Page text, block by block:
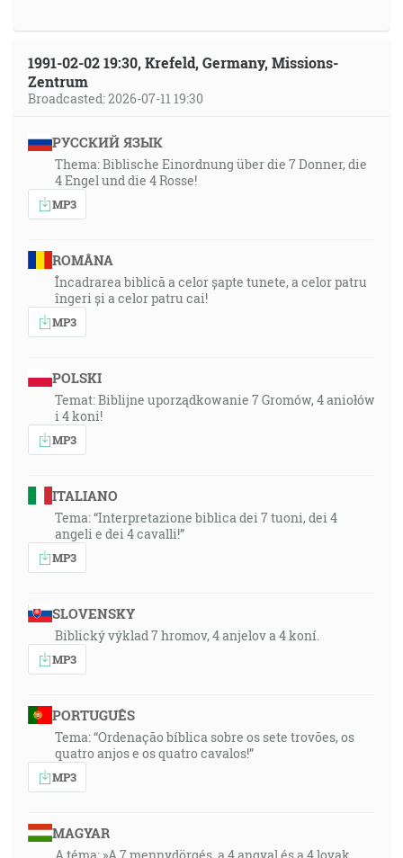
1991-02-02 19:30, Krefeld, Germany, Missions-
Zentrum
Broadcasted: 2026-07-11 19:30
РУССКИЙ ЯЗЫК
Thema: Biblische Einordnung über die 7 Donner, die
4 Engel und die 4 Rosse!
MP3
ROMÂNA
Încadrarea biblică a celor șapte tunete, a celor patru
îngeri și a celor patru cai!
MP3
POLSKI
Temat: Biblijne uporządkowanie 7 Gromów, 4 aniołów
i 4 koni!
MP3
ITALIANO
Tema: “Interpretazione biblica dei 7 tuoni, dei 4
angeli e dei 4 cavalli!”
MP3
SLOVENSKY
Biblický výklad 7 hromov, 4 anjelov a 4 koní.
MP3
PORTUGUÊS
Tema: “Ordenação bíblica sobre os sete trovões, os
quatro anjos e os quatro cavalos!”
MP3
MAGYAR